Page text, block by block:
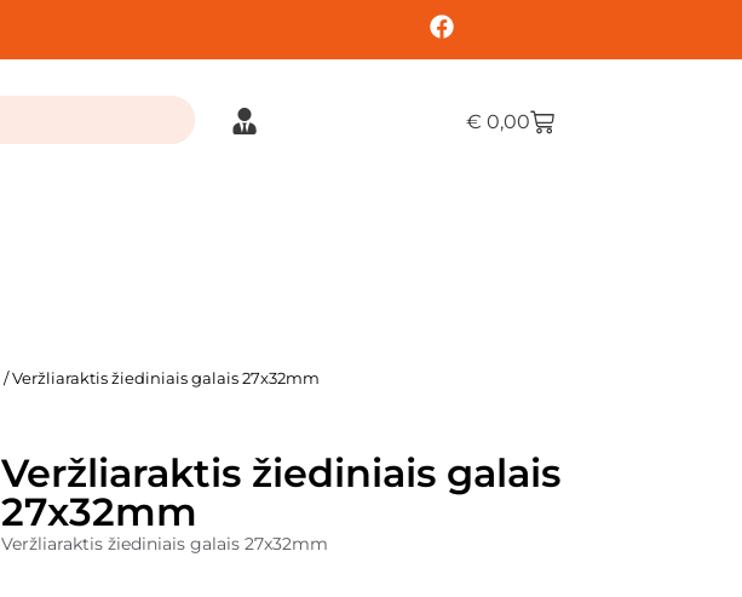
€ 0,00
/ Veržliaraktis žiediniais galais 27x32mm
Veržliaraktis žiediniais galais
27x32mm
Veržliaraktis žiediniais galais 27x32mm